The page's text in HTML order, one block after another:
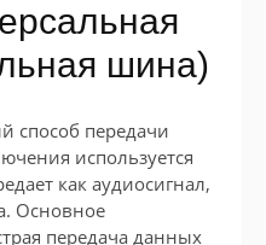
шина)
способ передачи
используется
как аудиосигнал,
Основное
передача данных